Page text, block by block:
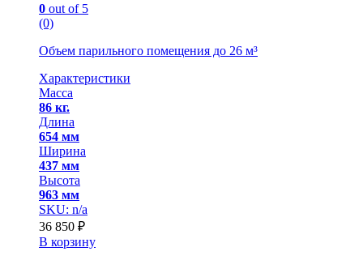
0 out of 5
(0)
Объем парильного помещения до 26 м³
Характеристики
Масса
86 кг.
Длина
654 мм
Ширина
437 мм
Высота
963 мм
SKU: n/a
36 850 ₽
В корзину